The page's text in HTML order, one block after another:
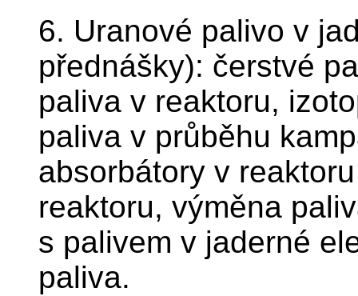
6. Uranové palivo v
přednášky): čerstvé
paliva v reaktoru,
paliva v průběhu
absorbátory v
reaktoru, výměna
s palivem v jaderné
paliva.